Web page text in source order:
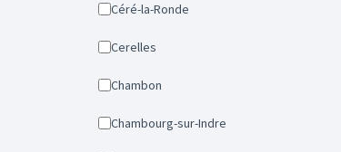
Céré-la-Ronde
Cerelles
Chambon
Chambourg-sur-Indre